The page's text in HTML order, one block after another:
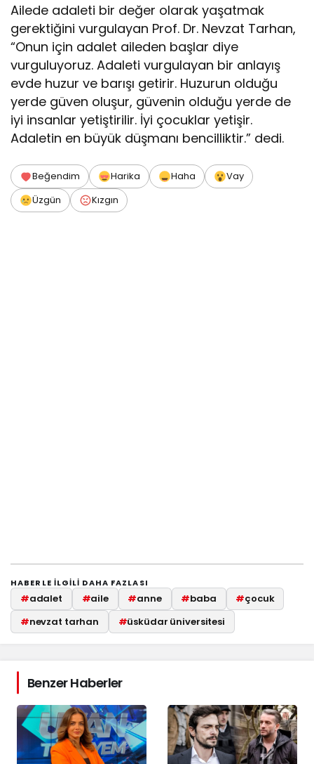
Ailede adaleti bir değer olarak yaşatmak
gerektiğini vurgulayan Prof. Dr. Nevzat Tarhan,
“Onun için adalet aileden başlar diye
vurguluyoruz. Adaleti vurgulayan bir anlayış
evde huzur ve barışı getirir. Huzurun olduğu
yerde güven oluşur, güvenin olduğu yerde de
iyi insanlar yetiştirilir. İyi çocuklar yetişir.
Adaletin en büyük düşmanı bencilliktir.” dedi.
Beğendim Harika Haha
Vay
Üzgün
Kızgın
HABERLE ILGILI DAHA FAZLASI
#adalet #aile #anne #baba #çocuk
#nevzat tarhan #üsküdar üniversitesi
Benzer Haberler